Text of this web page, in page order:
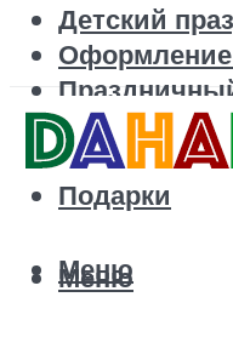
Детский
Оформление
Корпоратив
Подарки
Меню
Меню